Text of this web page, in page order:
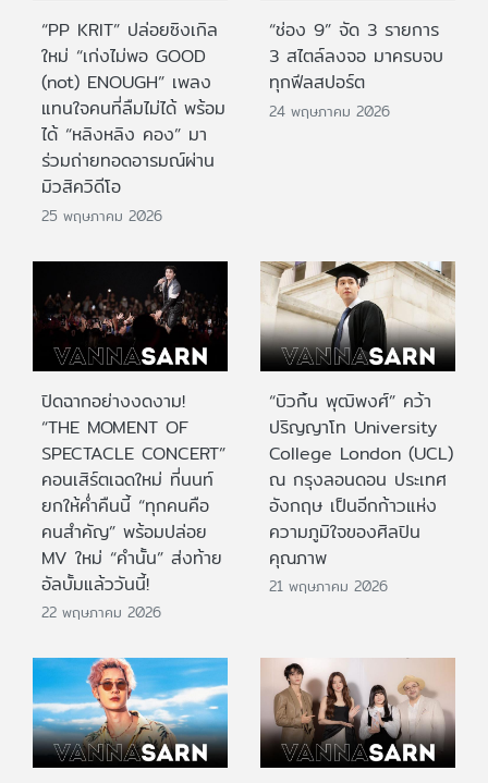
“PP KRIT” ปล่อยซิงเกิล
ใหม่ “เก่งไม่พอ GOOD
(not) ENOUGH” เพลง
แทนใจคนที่ลืมไม่ได้ พร้อม
ได้ “หลิงหลิง คอง” มา
ร่วมถ่ายทอดอารมณ์ผ่าน
มิวสิควิดีโอ
25 พฤษภาคม 2026
“ช่อง 9” จัด 3 รายการ
3 สไตล์ลงจอ มาครบจบ
ทุกฟีลสปอร์ต
24 พฤษภาคม 2026
ปิดฉากอย่างงดงาม!
“THE MOMENT OF
SPECTACLE CONCERT”
คอนเสิร์ตเฉดใหม่ ที่นนท์
ยกให้ค่ำคืนนี้ “ทุกคนคือ
คนสำคัญ” พร้อมปล่อย
MV ใหม่ “คำนั้น” ส่งท้าย
อัลบั้มแล้ววันนี้!
22 พฤษภาคม 2026
“บิวกิ้น พุฒิพงศ์” คว้า
ปริญญาโท University
College London (UCL)
ณ กรุงลอนดอน ประเทศ
อังกฤษ เป็นอีกก้าวแห่ง
ความภูมิใจของศิลปิน
คุณภาพ
21 พฤษภาคม 2026